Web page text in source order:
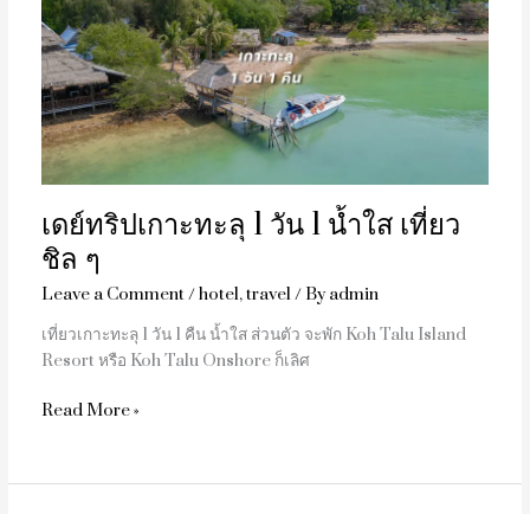
เดย์ทริปเกาะทะลุ 1 วัน 1 น้ำใส เที่ยว
ชิล ๆ
Leave a Comment/hotel,travel/ Byadmin
เที่ยวเกาะทะลุ 1 วัน 1 คืน น้ำใส ส่วนตัว จะพัก Koh Talu Island
Resort หรือ Koh Talu Onshore ก็เลิศ
เกาะ
ทะลุ
1
วัน
1
น้ำ
ชิล
ๆ
Read More »